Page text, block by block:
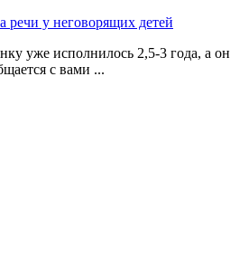
речи у неговорящих детей
уже исполнилось 2,5-3 года, а он
с вами ...